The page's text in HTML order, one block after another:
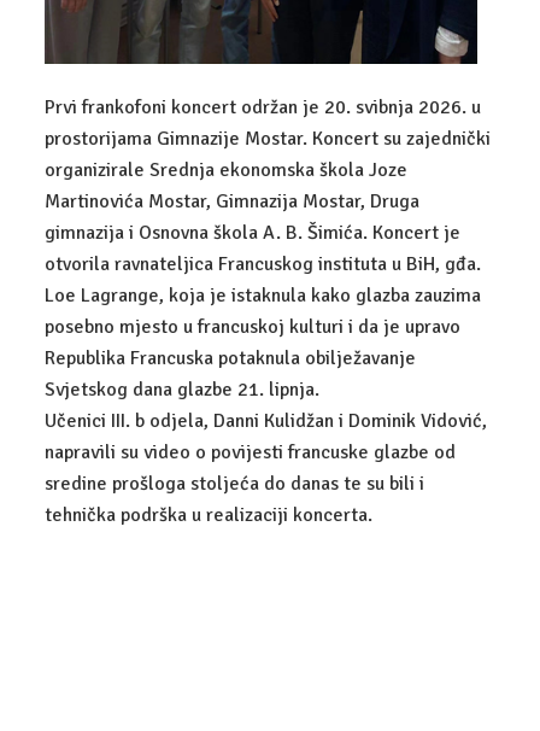
Prvi frankofoni koncert održan je 20. svibnja 2026. u
prostorijama Gimnazije Mostar. Koncert su zajednički
organizirale Srednja ekonomska škola Joze
Martinovića Mostar, Gimnazija Mostar, Druga
gimnazija i Osnovna škola A. B. Šimića. Koncert je
otvorila ravnateljica Francuskog instituta u BiH, gđa.
Loe Lagrange, koja je istaknula kako glazba zauzima
posebno mjesto u francuskoj kulturi i da je upravo
Republika Francuska potaknula obilježavanje
Svjetskog dana glazbe 21. lipnja.
Učenici III. b odjela, Danni Kulidžan i Dominik Vidović,
napravili su video o povijesti francuske glazbe od
sredine prošloga stoljeća do danas te su bili i
tehnička podrška u realizaciji koncerta.
CARINSKI TEHNIČAR
ADMINISTRATIVNI TAJNIK
TEHNIČAR ZA BANKARSTVO I OSIGURANJE
FINANCIJSKO-RAČUNOVODSTVENI TEHNIČAR
POSLOVNO-PRAVNI TEHNIČAR
KONTAKT